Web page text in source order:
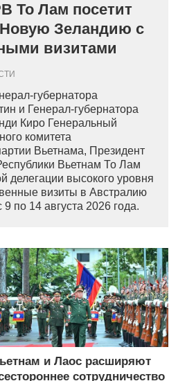
То Лам посетит
Зеландию с
визитами
губернатора
и Генерал-губернатора
Киро Генеральный
комитета
Вьетнама, Президент
Вьетнам То Лам
делегации высокого уровня
визиты в Австралию
по 14 августа 2026 года.
и Лаос расширяют
сотрудничество